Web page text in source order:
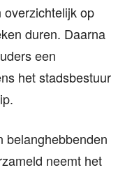
op
duren. Daarna
een
het stadsbestuur
belanghebbenden
neemt het